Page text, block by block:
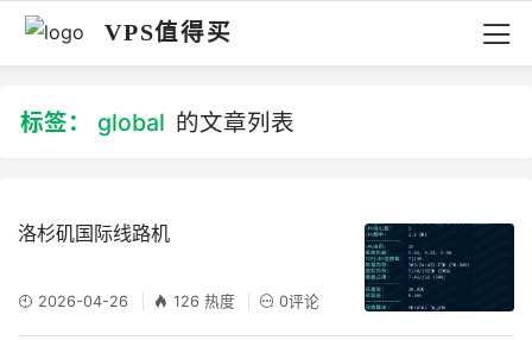
VPS值得买
标签： global 的文章列表
洛杉矶国际线路机
2026-04-26 126 热度 0评论